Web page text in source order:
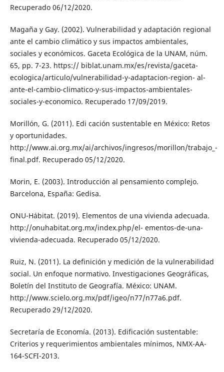
Recuperado 06/12/2020.
Magaña y Gay. (2002). Vulnerabilidad y adaptación regional
ante el cambio climático y sus impactos ambientales,
sociales y económicos. Gaceta Ecológica de la UNAM, núm.
65, pp. 7-23. https:// biblat.unam.mx/es/revista/gaceta-
ecologica/articulo/vulnerabilidad-y-adaptacion-region- al-
ante-el-cambio-climatico-y-sus-impactos-ambientales-
sociales-y-economico. Recuperado 17/09/2019.
Morillón, G. (2011). Edi cación sustentable en México: Retos
y oportunidades.
http://www.ai.org.mx/ai/archivos/ingresos/morillon/trabajo_-
final.pdf. Recuperado 05/12/2020.
Morin, E. (2003). Introducción al pensamiento complejo.
Barcelona, España: Gedisa.
ONU-Hábitat. (2019). Elementos de una vivienda adecuada.
http://onuhabitat.org.mx/index.php/el- ementos-de-una-
vivienda-adecuada. Recuperado 05/12/2020.
Ruiz, N. (2011). La definición y medición de la vulnerabilidad
social. Un enfoque normativo. Investigaciones Geográficas,
Boletín del Instituto de Geografía. México: UNAM.
http://www.scielo.org.mx/pdf/igeo/n77/n77a6.pdf.
Recuperado 29/12/2020.
Secretaría de Economía. (2013). Edificación sustentable:
Criterios y requerimientos ambientales mínimos, NMX-AA-
164-SCFI-2013.